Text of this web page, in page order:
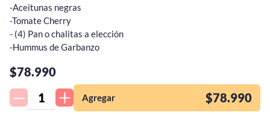
¡Quiero una
tienda así para mi
emprendimiento!
-Aceitunas negras
-Tomate Cherry
- (4) Pan o chalitas a elección
-Hummus de Garbanzo
$78.990
Complementos para tu pedido
Agregá items adicionales a tu pedido.
Agregar $78.990